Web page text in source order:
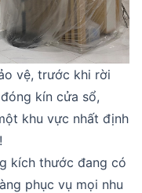
vệ, trước khi rời
kín cửa sổ,
khu vực nhất định
kích thước đang có
phục vụ mọi nhu